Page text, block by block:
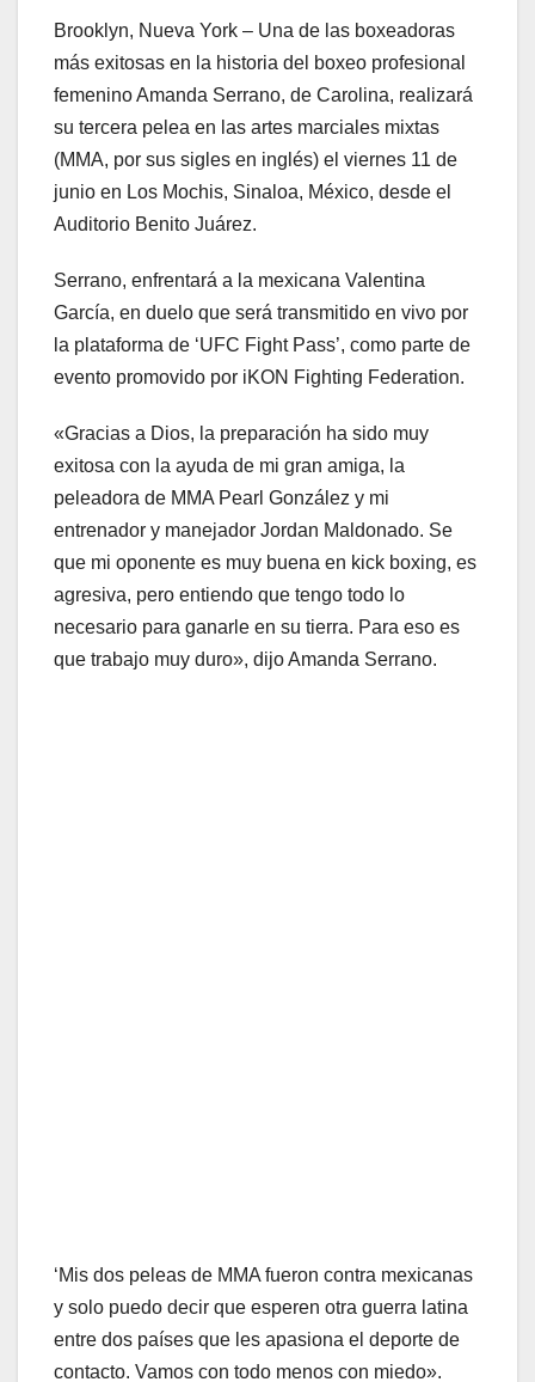
Brooklyn, Nueva York – Una de las boxeadoras
más exitosas en la historia del boxeo profesional
femenino Amanda Serrano, de Carolina, realizará
su tercera pelea en las artes marciales mixtas
(MMA, por sus sigles en inglés) el viernes 11 de
junio en Los Mochis, Sinaloa, México, desde el
Auditorio Benito Juárez.
Serrano, enfrentará a la mexicana Valentina
García, en duelo que será transmitido en vivo por
la plataforma de ‘UFC Fight Pass’, como parte de
evento promovido por iKON Fighting Federation.
«Gracias a Dios, la preparación ha sido muy
exitosa con la ayuda de mi gran amiga, la
peleadora de MMA Pearl González y mi
entrenador y manejador Jordan Maldonado. Se
que mi oponente es muy buena en kick boxing, es
agresiva, pero entiendo que tengo todo lo
necesario para ganarle en su tierra. Para eso es
que trabajo muy duro», dijo Amanda Serrano.
‘Mis dos peleas de MMA fueron contra mexicanas
y solo puedo decir que esperen otra guerra latina
entre dos países que les apasiona el deporte de
contacto. Vamos con todo menos con miedo».